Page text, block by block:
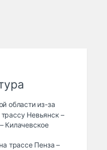
области из-за
Невьянск –
Килачевское
трассе Пенза –